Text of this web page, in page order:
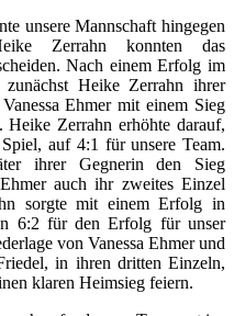
unsere Mannschaft hingegen
Zerrahn konnten das
Nach einem Erfolg im
Heike Zerrahn ihrer
Ehmer mit einem Sieg
Heike Zerrahn erhöhte darauf,
auf 4:1 für unsere Team.
ihrer Gegnerin den Sieg
auch ihr zweites Einzel
sorgte mit einem Erfolg in
6:2 für den Erfolg für unser
von Vanessa Ehmer und
in ihren dritten Einzeln,
klaren Heimsieg feiern.